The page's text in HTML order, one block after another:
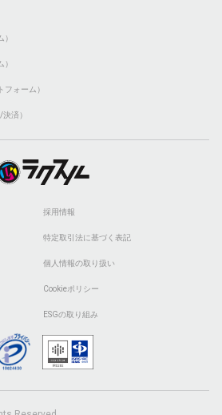
ォーム）
済）
採用情報
特定取引法に基づく表記
個人情報の取り扱い
Cookieポリシー
ESGの取り組み